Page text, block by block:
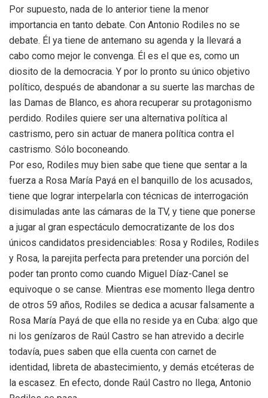
Por supuesto, nada de lo anterior tiene la menor
importancia en tanto debate. Con Antonio Rodiles no se
debate. Él ya tiene de antemano su agenda y la llevará a
cabo como mejor le convenga. Él es el que es, como un
diosito de la democracia. Y por lo pronto su único objetivo
político, después de abandonar a su suerte las marchas de
las Damas de Blanco, es ahora recuperar su protagonismo
perdido. Rodiles quiere ser una alternativa política al
castrismo, pero sin actuar de manera política contra el
castrismo. Sólo boconeando.
Por eso, Rodiles muy bien sabe que tiene que sentar a la
fuerza a Rosa María Payá en el banquillo de los acusados,
tiene que lograr interpelarla con técnicas de interrogación
disimuladas ante las cámaras de la TV, y tiene que ponerse
a jugar al gran espectáculo democratizante de los dos
únicos candidatos presidenciables: Rosa y Rodiles, Rodiles
y Rosa, la parejita perfecta para pretender una porción del
poder tan pronto como cuando Miguel Díaz-Canel se
equivoque o se canse. Mientras ese momento llega dentro
de otros 59 años, Rodiles se dedica a acusar falsamente a
Rosa María Payá de que ella no reside ya en Cuba: algo que
ni los genízaros de Raúl Castro se han atrevido a decirle
todavía, pues saben que ella cuenta con carnet de
identidad, libreta de abastecimiento, y demás etcéteras de
la escasez. En efecto, donde Raúl Castro no llega, Antonio